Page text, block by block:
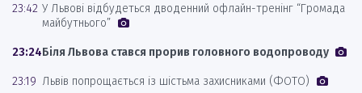
23:42 У Львові відбудеться дводенний офлайн-тренінг “Громада
майбутнього”
23:24Біля Львова стався прорив головного водопроводу
23:19 Львів попрощається із шістьма захисниками (ФОТО)